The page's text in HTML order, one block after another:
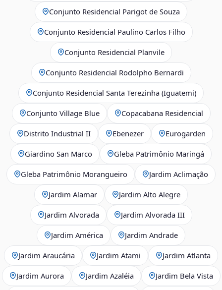
Conjunto Residencial Parigot de Souza
Conjunto Residencial Paulino Carlos Filho
Conjunto Residencial Planvile
Conjunto Residencial Rodolpho Bernardi
Conjunto Residencial Santa Terezinha (Iguatemi)
Conjunto Village Blue Copacabana Residencial
Distrito Industrial II Ebenezer Eurogarden
Giardino San Marco Gleba Patrimônio Maringá
Gleba Patrimônio Morangueiro Jardim Aclimação
Jardim Alamar Jardim Alto Alegre
Jardim Alvorada Jardim Alvorada III
Jardim América Jardim Andrade
Jardim Araucária Jardim Atami Jardim Atlanta
Jardim Aurora Jardim Azaléia Jardim Bela Vista